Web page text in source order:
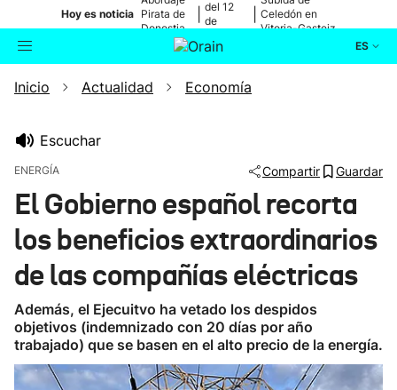
Hoy es noticia Pirata de
Donostia
del 12
de
Celedón en
Vitoria-Gasteiz
ES
Buscador Actualidad
Ikusmiran
Eguraldia
Inicio Actualidad Economía
Escuchar
ENERGÍA Compartir Guardar
El Gobierno español recorta
los beneficios extraordinarios
de las compañías eléctricas
Además, el Ejecuitvo ha vetado los despidos
objetivos (indemnizado con 20 días por año
trabajado) que se basen en el alto precio de la energía.